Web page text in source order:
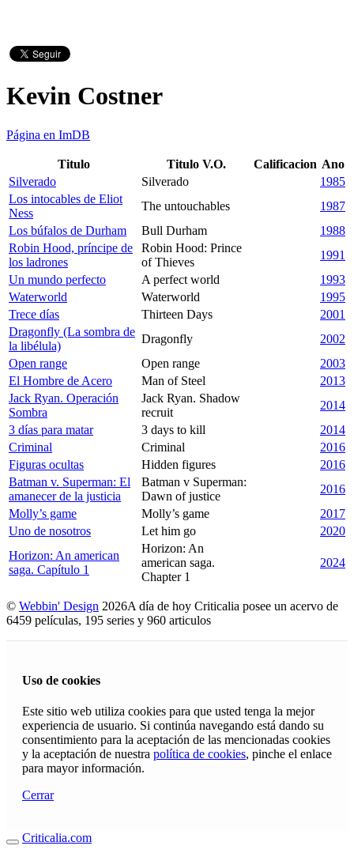
Kevin Costner
Página en ImDB
Titulo Titulo V.O. Calificacion Ano
Silverado
Silverado
1985
Los intocables de Eliot
Ness
The untouchables
1987
Los búfalos de Durham
Bull Durham
1988
Robin Hood, príncipe de
los ladrones
Robin Hood: Prince
of Thieves
1991
Un mundo perfecto
A perfect world
1993
Waterworld
Waterworld
1995
Trece días
Thirteen Days
2001
Dragonfly (La sombra de
la libélula)
Dragonfly
2002
Open range
Open range
2003
El Hombre de Acero
Man of Steel
2013
Jack Ryan. Operación
Sombra
Jack Ryan. Shadow
recruit
2014
3 días para matar
3 days to kill
2014
Criminal
Criminal
2016
Figuras ocultas
Hidden figures
2016
Batman v. Superman: El
amanecer de la justicia
Batman v Superman:
Dawn of justice
2016
Molly’s game
Molly’s game
2017
Uno de nosotros
Let him go
2020
Horizon: An american
saga. Capítulo 1
Horizon: An
american saga.
Chapter 1
2024
© Webbin' Design 2026A día de hoy Criticalia posee un acervo de
6459 películas, 195 series y 960 articulos
Uso de cookies
Este sitio web utiliza cookies para que usted tenga la mejor
experiencia de usuario. Si continúa navegando está dando su
consentimiento para la aceptación de las mencionadas cookies
y la aceptación de nuestra política de cookies, pinche el enlace
para mayor información.
Cerrar
Criticalia.com